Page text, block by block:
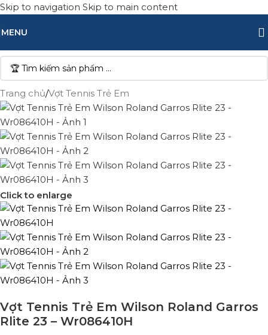
Skip to navigation Skip to main content
MENU
Trang chủ/Vợt Tennis Trẻ Em
Click to enlarge
Vợt Tennis Trẻ Em Wilson Roland Garros
Rlite 23 – Wr086410H